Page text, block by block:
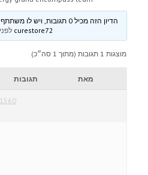
הדיון הזה מכיל 0 תגובות, ויש לו משתתף 1, והוא עודכן לאחרונה ע״י
לפני 1 חודש
מוצגות 1 תגובות (מתוך 1 סה״כ)
מאת תגובות